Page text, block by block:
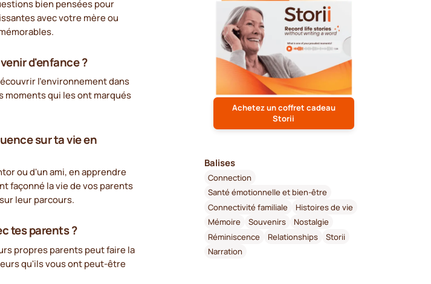
bien pensées pour
avec votre mère ou
d'enfance ?
l'environnement dans
moments qui les ont marqués
sur ta vie en
ou d'un ami, en apprendre
façonné la vie de vos parents
leur parcours.
tes parents ?
propres parents peut faire la
qu'ils vous ont peut-être
Achetez un coffret cadeau
Storii
Balises
Connection
Santé émotionnelle et bien-être
Connectivité familiale
Histoires de vie
Mémoire
Souvenirs
Nostalgie
Réminiscence
Relationships
Storii
Narration